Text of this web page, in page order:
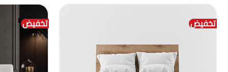
تخفيض تخفيض